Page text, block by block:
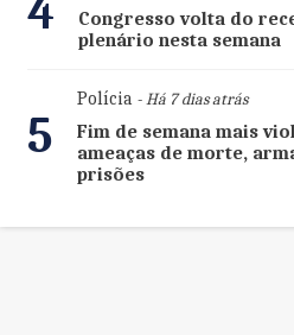
4
Congresso volta do
plenário nesta semana
5
Polícia- Há 7 dias atrás
Fim de semana mais
ameaças de morte,
prisões